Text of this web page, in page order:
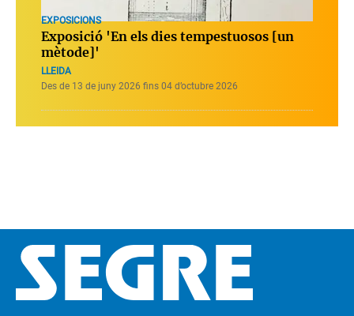
EXPOSICIONS
Exposició 'En els dies tempestuosos [un
mètode]'
LLEIDA
Des de 13 de juny 2026 fins 04 d’octubre 2026